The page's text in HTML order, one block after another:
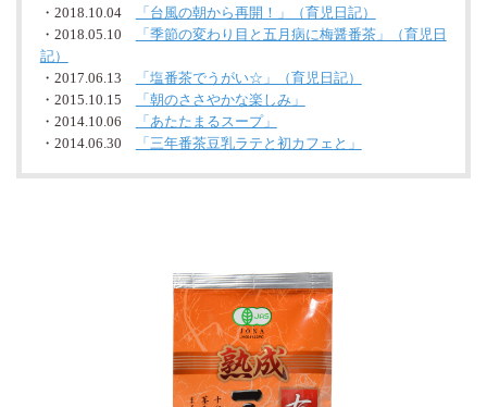
・2018.10.04
「台風の朝から再開！」（育児日記）
・2018.05.10
「季節の変わり目と五月病に梅醤番茶」（育児日
記）
・2017.06.13
「塩番茶でうがい☆」（育児日記）
・2015.10.15
「朝のささやかな楽しみ」
・2014.10.06
「あたたまるスープ」
・2014.06.30
「三年番茶豆乳ラテと初カフェと」